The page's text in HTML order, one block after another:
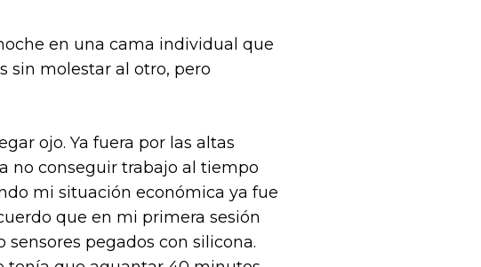
en una cama individual que
sin molestar al otro, pero
ojo. Ya fuera por las altas
no conseguir trabajo al tiempo
mi situación económica ya fue
que en mi primera sesión
pegados con silicona.